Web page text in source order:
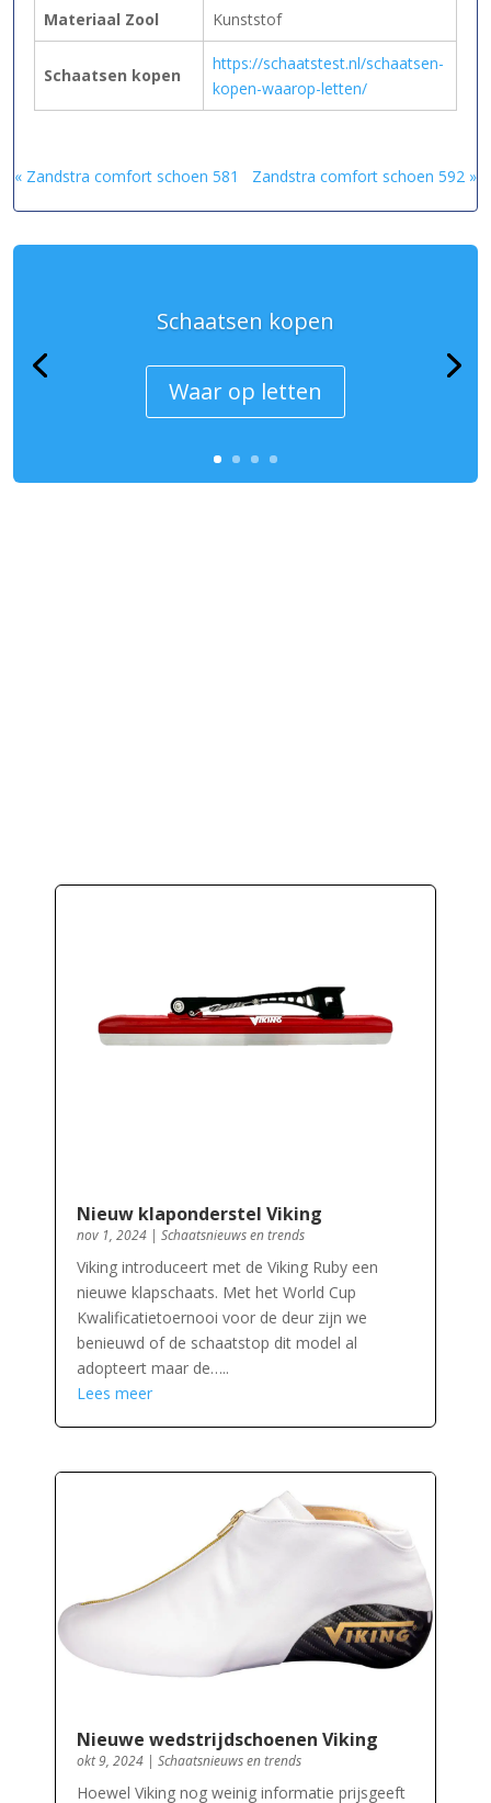
Materiaal Zool Kunststof
Schaatsen kopen
https://schaatstest.nl/schaatsen-
kopen-waarop-letten/
« Zandstra comfort schoen 581 Zandstra comfort schoen 592 »
Schaatsen kopen
Waar op letten
Nieuw klaponderstel Viking
nov 1, 2024| Schaatsnieuws en trends
Viking introduceert met de Viking Ruby een
nieuwe klapschaats. Met het World Cup
Kwalificatietoernooi voor de deur zijn we
benieuwd of de schaatstop dit model al
adopteert maar de…..
Lees meer
Nieuwe wedstrijdschoenen Viking
okt 9, 2024| Schaatsnieuws en trends
Hoewel Viking nog weinig informatie prijsgeeft